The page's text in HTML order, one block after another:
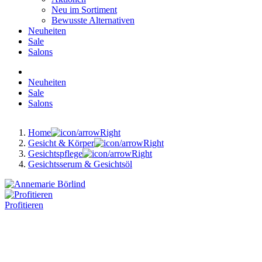
Neu im Sortiment
Bewusste Alternativen
Neuheiten
Sale
Salons
Neuheiten
Sale
Salons
Home
Gesicht & Körper
Gesichtspflege
Gesichtsserum & Gesichtsöl
Profitieren